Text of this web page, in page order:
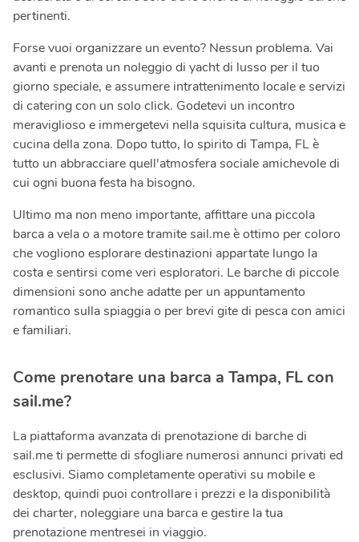
pertinenti.
Forse vuoi organizzare un evento? Nessun problema. Vai
avanti e prenota un noleggio di yacht di lusso per il tuo
giorno speciale, e assumere intrattenimento locale e servizi
di catering con un solo click. Godetevi un incontro
meraviglioso e immergetevi nella squisita cultura, musica e
cucina della zona. Dopo tutto, lo spirito di Tampa, FL è
tutto un abbracciare quell'atmosfera sociale amichevole di
cui ogni buona festa ha bisogno.
Ultimo ma non meno importante, affittare una piccola
barca a vela o a motore tramite sail.me è ottimo per coloro
che vogliono esplorare destinazioni appartate lungo la
costa e sentirsi come veri esploratori. Le barche di piccole
dimensioni sono anche adatte per un appuntamento
romantico sulla spiaggia o per brevi gite di pesca con amici
e familiari.
Come prenotare una barca a Tampa, FL con
sail.me?
La piattaforma avanzata di prenotazione di barche di
sail.me ti permette di sfogliare numerosi annunci privati ed
esclusivi. Siamo completamente operativi su mobile e
desktop, quindi puoi controllare i prezzi e la disponibilità
dei charter, noleggiare una barca e gestire la tua
prenotazione mentresei in viaggio.